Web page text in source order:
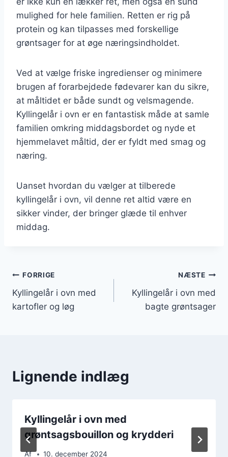
mulighed for hele familien. Retten er rig på
protein og kan tilpasses med forskellige
grøntsager for at øge næringsindholdet.
Ved at vælge friske ingredienser og minimere
brugen af forarbejdede fødevarer kan du sikre,
at måltidet er både sundt og velsmagende.
Kyllingelår i ovn er en fantastisk måde at samle
familien omkring middagsbordet og nyde et
hjemmelavet måltid, der er fyldt med smag og
næring.
Uanset hvordan du vælger at tilberede
kyllingelår i ovn, vil denne ret altid være en
sikker vinder, der bringer glæde til enhver
middag.
Indlægsnavigation
FORRIGE
Kyllingelår i ovn med
kartofler og løg
NÆSTE
Kyllingelår i ovn med
bagte grøntsager
Lignende indlæg
Kyllingelår i ovn med
grøntsagsbouillon og krydderi
Af 10. december 2024